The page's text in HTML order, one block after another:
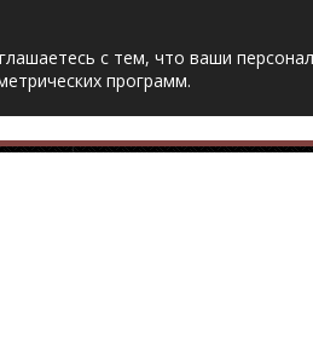
с тем, что ваши
программ.